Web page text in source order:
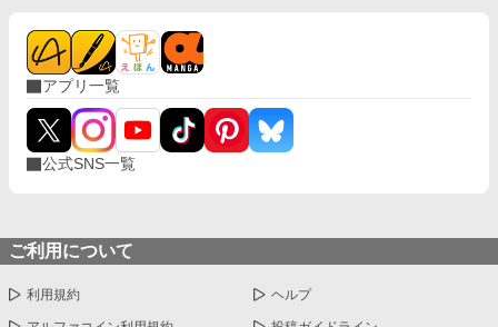
アプリ一覧
公式SNS一覧
ご利用について
利用規約 ヘルプ